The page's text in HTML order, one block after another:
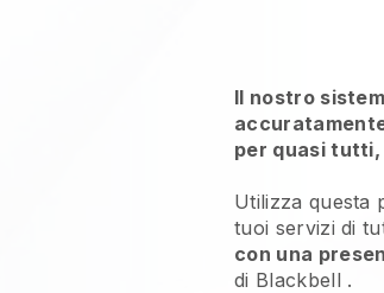
Il nostro
per quasi tutti,
Utilizza questa
tuoi servizi di
con una
di Blackbell .